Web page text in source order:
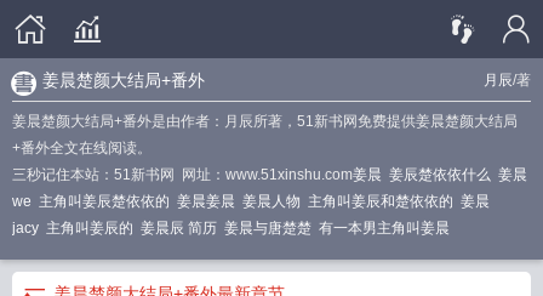
月辰/著
姜晨楚颜大结局+番外
姜晨楚颜大结局+番外是由作者：月辰所著，51新书网免费提供姜晨楚颜大结局
+番外全文在线阅读。
三秒记住本站：51新书网 网址：www.51xinshu.com姜晨 姜辰楚依依什么 姜晨
we 主角叫姜辰楚依依的 姜晨姜晨 姜晨人物 主角叫姜辰和楚依依的 姜晨
jacy 主角叫姜辰的 姜晨辰 简历 姜晨与唐楚楚 有一本男主角叫姜晨